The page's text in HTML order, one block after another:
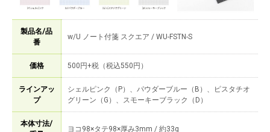
製品名/品
番
w/U ノート付箋 スクエア / WU-FSTN-S
価格 500円+税（税込550円）
ラインアッ
プ
シェルピンク（P）、パウダーブルー（B）、ピスタチオ
グリーン（G）、スモーキーブラック（D）
本体寸法/
ヨコ98×タテ98×厚み3mm / 約33g